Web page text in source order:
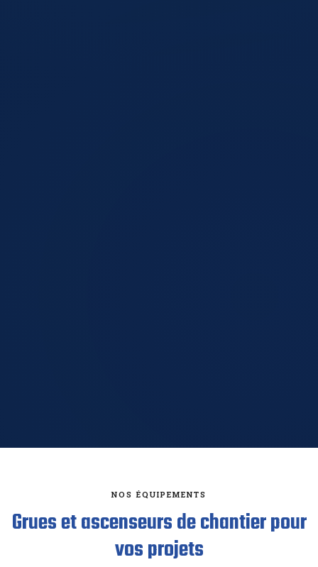
NOS ÉQUIPEMENTS
Grues et ascenseurs de chantier pour
vos projets